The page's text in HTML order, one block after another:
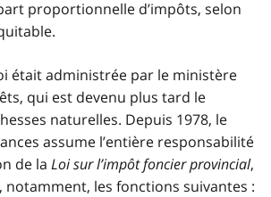
proportionnelle d’impôts, selon
était administrée par le ministère
qui est devenu plus tard le
naturelles. Depuis 1978, le
assume l’entière responsabilité
de la Loi sur l’impôt foncier provincial,
notamment, les fonctions suivantes :